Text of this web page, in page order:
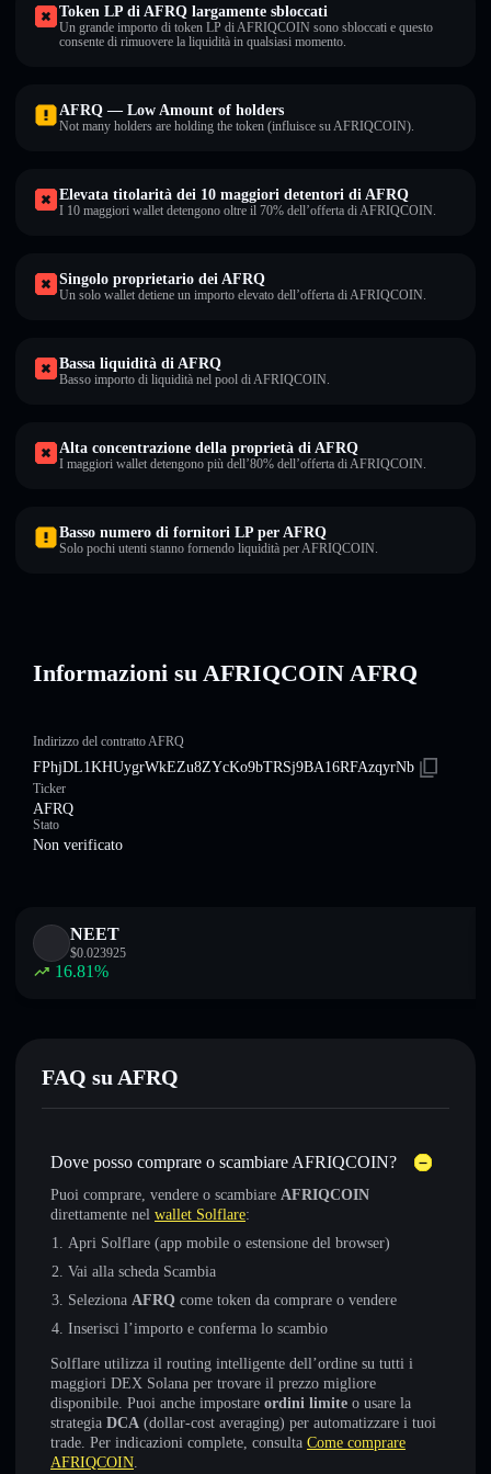
Token LP di AFRQ largamente sbloccati
Un grande importo di token LP di AFRIQCOIN sono sbloccati e questo
consente di rimuovere la liquidità in qualsiasi momento.
AFRQ — Low Amount of holders
Not many holders are holding the token (influisce su AFRIQCOIN).
Elevata titolarità dei 10 maggiori detentori di AFRQ
I 10 maggiori wallet detengono oltre il 70% dell’offerta di AFRIQCOIN.
Singolo proprietario dei AFRQ
Un solo wallet detiene un importo elevato dell’offerta di AFRIQCOIN.
Bassa liquidità di AFRQ
Basso importo di liquidità nel pool di AFRIQCOIN.
Alta concentrazione della proprietà di AFRQ
I maggiori wallet detengono più dell’80% dell’offerta di AFRIQCOIN.
Basso numero di fornitori LP per AFRQ
Solo pochi utenti stanno fornendo liquidità per AFRIQCOIN.
Informazioni su AFRIQCOIN AFRQ
Indirizzo del contratto AFRQ
FPhjDL1KHUygrWkEZu8ZYcKo9bTRSj9BA16RFAzqyrNb
Ticker
AFRQ
Stato
Non verificato
NEET
$0.023925
16.81%
FAQ su AFRQ
Dove posso comprare o scambiare AFRIQCOIN?
Puoi comprare, vendere o scambiare AFRIQCOIN
direttamente nel wallet Solflare:
Apri Solflare (app mobile o estensione del browser)
Vai alla scheda Scambia
Seleziona AFRQ come token da comprare o vendere
Inserisci l’importo e conferma lo scambio
Solflare utilizza il routing intelligente dell’ordine su tutti i
maggiori DEX Solana per trovare il prezzo migliore
disponibile. Puoi anche impostare ordini limite o usare la
strategia DCA (dollar-cost averaging) per automatizzare i tuoi
trade. Per indicazioni complete, consulta Come comprare
AFRIQCOIN.